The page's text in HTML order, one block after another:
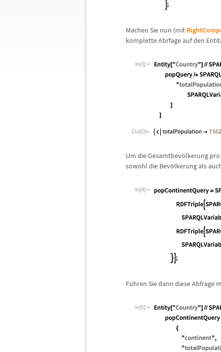
Machen Sie nun (mit
komplette Abrfage auf den Entit
In[3]:=
Out[3]=
Um die Gesamtbevölkerung
sowohl die Bevölkerung als
In[4]:=
Führen Sie dann diese Abfrage
In[5]:=